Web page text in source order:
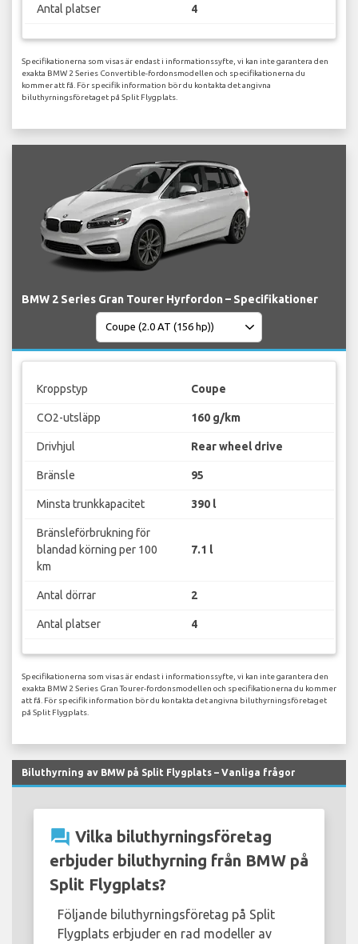
Antal platser 4
Specifikationerna som visas är endast i informationssyfte, vi kan inte garantera den
exakta BMW 2 Series Convertible-fordonsmodellen och specifikationerna du
kommer att få. För specifik information bör du kontakta det angivna
biluthyrningsföretaget på Split Flygplats.
BMW 2 Series Gran Tourer Hyrfordon – Specifikationer
Kroppstyp Coupe
CO2-utsläpp 160 g/km
Drivhjul Rear wheel drive
Bränsle 95
Minsta trunkkapacitet 390 l
Bränsleförbrukning för
blandad körning per 100
km
7.1 l
Antal dörrar 2
Antal platser 4
Specifikationerna som visas är endast i informationssyfte, vi kan inte garantera den
exakta BMW 2 Series Gran Tourer-fordonsmodellen och specifikationerna du kommer
att få. För specifik information bör du kontakta det angivna biluthyrningsföretaget
på Split Flygplats.
Biluthyrning av BMW på Split Flygplats – Vanliga frågor
question_answer Vilka biluthyrningsföretag
erbjuder biluthyrning från BMW på
Split Flygplats?
Följande biluthyrningsföretag på Split
Flygplats erbjuder en rad modeller av